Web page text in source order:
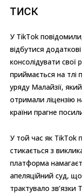
тиск
У TikTok
відбутися
консолідувати свої
приймається на тлі
уряду Малайзії,
отримали ліцензію
країни прагне
У той час як TikTok
стикається з
платформа
апеляційний суд, що
трактувало